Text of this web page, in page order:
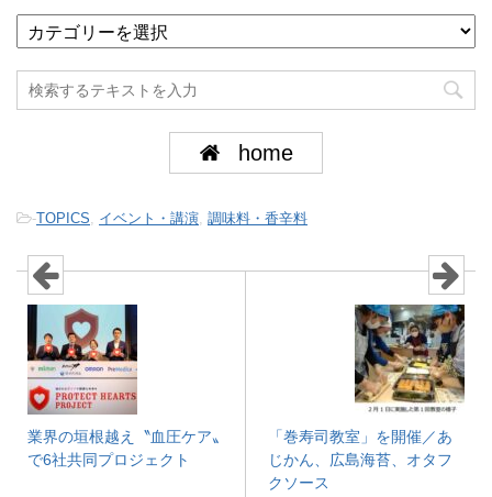
home
-TOPICS イベント・講演 調味料・香辛料
業界の垣根越え〝血圧ケア〟
で6社共同プロジェクト
「巻寿司教室」を開催／あ
じかん、広島海苔、オタフ
クソース